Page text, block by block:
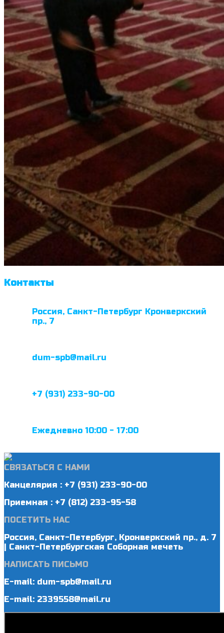
Контакты
Россия, Санкт-Петербург Кронверкский
пр., 7
dum-spb@mail.ru
+7 (931) 233-90-00
Ежедневно 10:00 - 17:00
СВЯЗАТЬСЯ С НАМИ
Канцелярия : +7 (931) 233-90-00
Приемная : +7 (812) 233-95-58
ПОСЕТИТЬ НАС
Россия, Санкт-Петербург, Кронверкский пр., д. 7
| Санкт-Петербургская Соборная мечеть
НАПИСАТЬ ПИСЬМО
E-mail: dum-spb@mail.ru
E-mail: 2339558@mail.ru